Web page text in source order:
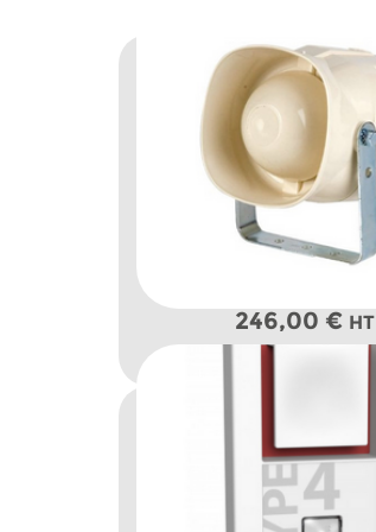
246,00 € HT